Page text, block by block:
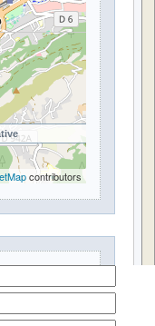
contributors